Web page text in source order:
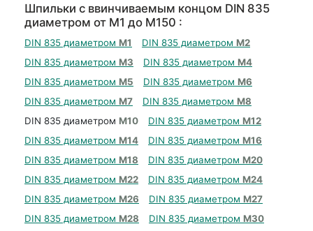
Шпильки с ввинчиваемым концом DIN 835
диаметром от М1 до М150 :
DIN 835 диаметром М1 DIN 835 диаметром М2
DIN 835 диаметром М3 DIN 835 диаметром М4
DIN 835 диаметром М5 DIN 835 диаметром М6
DIN 835 диаметром М7 DIN 835 диаметром М8
DIN 835 диаметром М10 DIN 835 диаметром М12
DIN 835 диаметром М14 DIN 835 диаметром М16
DIN 835 диаметром М18 DIN 835 диаметром М20
DIN 835 диаметром М22 DIN 835 диаметром М24
DIN 835 диаметром М26 DIN 835 диаметром М27
DIN 835 диаметром М28 DIN 835 диаметром М30